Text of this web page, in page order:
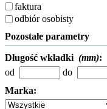
faktura
odbiór osobisty
Pozostałe parametry
Długość wkładki (mm):
od
do
Marka: